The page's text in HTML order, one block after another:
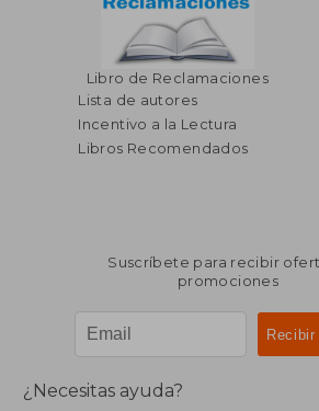
Libro de Reclamaciones
Lista de autores
Incentivo a la Lectura
Libros Recomendados
Suscríbete para recibir
promociones
¿Necesitas ayuda?